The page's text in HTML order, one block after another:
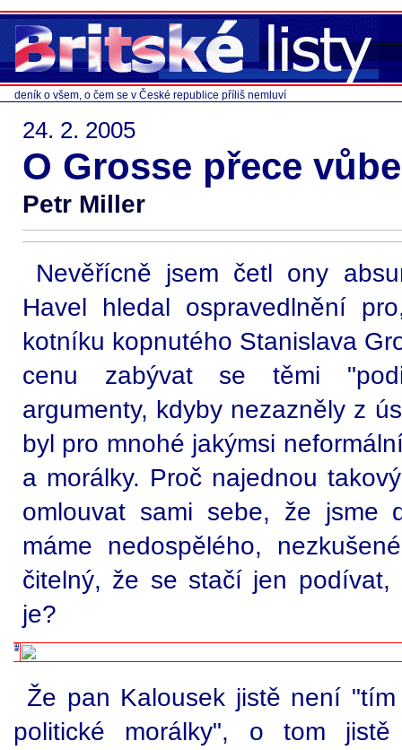
deník o všem, o čem se v České republice příliš nemluví
24. 2. 2005
O Grosse přece
Petr Miller
Nevěřícně jsem četl ony
Havel hledal ospravedlnění
kotníku kopnutého Stanislava
cenu zabývat se těmi
argumenty, kdyby nezazněly z
byl pro mnohé jakýmsi
a morálky. Proč najednou
omlouvat sami sebe, že jsme
máme nedospělého,
čitelný, že se stačí jen
je?
Že pan Kalousek jistě není
politické morálky", o tom